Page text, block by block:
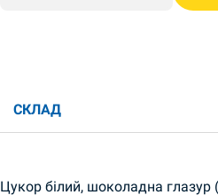
СКЛАД
Цукор білий, шоколадна глазур